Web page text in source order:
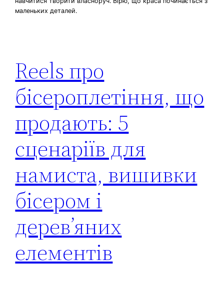
маленьких деталей.
Reels про
бісероплетіння, що
продають: 5
сценаріїв для
намиста, вишивки
бісером і
дерев’яних
елементів